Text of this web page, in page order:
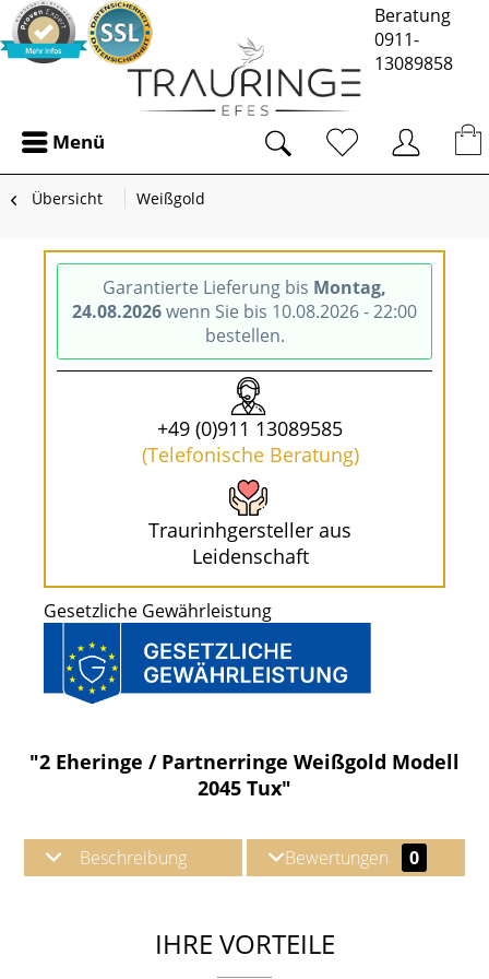
Beratung
0911-
13089858
Menü
Übersicht Weißgold
Garantierte Lieferung bis Montag,
24.08.2026wenn Sie bis 10.08.2026 - 22:00
bestellen.
+49 (0)911 13089585
(Telefonische Beratung)
Traurinhgersteller aus
Leidenschaft
Gesetzliche Gewährleistung
"2 Eheringe / Partnerringe Weißgold Modell
2045 Tux"
Beschreibung Bewertungen 0
IHRE VORTEILE